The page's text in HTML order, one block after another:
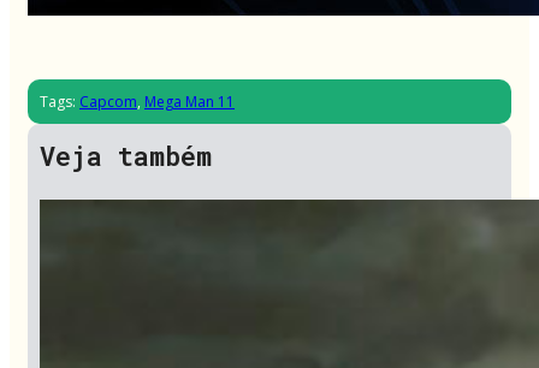
Tags: Capcom, Mega Man 11
Veja também